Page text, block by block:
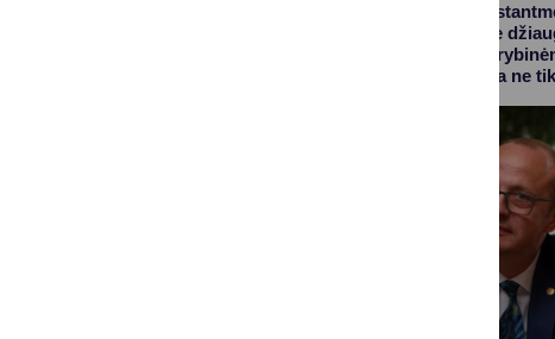
nacionalinėje
Šiandien jau galime
laboratorijomis,
mokyklose džiugina ne